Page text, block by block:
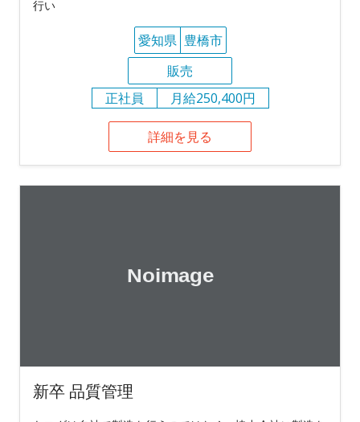
行い
愛知県 豊橋市
販売
正社員
月給250,400円
詳細を見る
新卒 品質管理